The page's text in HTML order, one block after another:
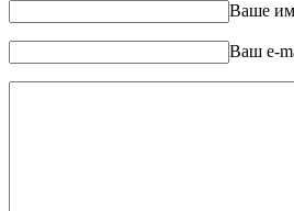
Ваше
Ваш e-